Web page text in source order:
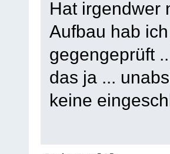
Hat irgendwer
Aufbau hab
gegengeprüft
das ja ...
keine